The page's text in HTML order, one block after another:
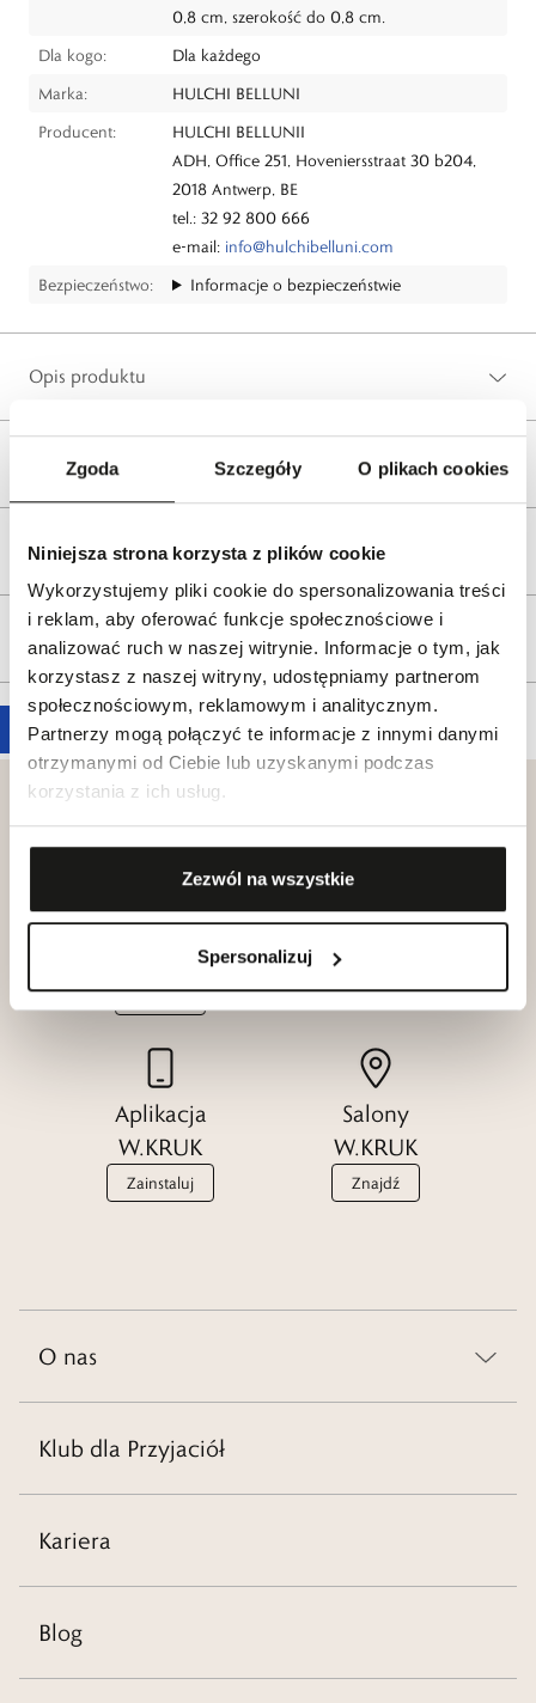
Zgoda Szczegóły O plikach cookies
Niniejsza strona korzysta z plików cookie
Wykorzystujemy pliki cookie do spersonalizowania treści
i reklam, aby oferować funkcje społecznościowe i
analizować ruch w naszej witrynie. Informacje o tym, jak
korzystasz z naszej witryny, udostępniamy partnerom
społecznościowym, reklamowym i analitycznym.
Partnerzy mogą połączyć te informacje z innymi danymi
otrzymanymi od Ciebie lub uzyskanymi podczas
korzystania z ich usług.
Zezwól na wszystkie
Spersonalizuj
0,8 cm, szerokość do 0,8 cm.
Dla kogo:
Dla każdego
Marka:
HULCHI BELLUNI
Producent:
HULCHI BELLUNII
ADH, Office 251, Hoveniersstraat 30 b204,
2018 Antwerp, BE
tel.: 32 92 800 666
e-mail: info@hulchibelluni.com
Bezpieczeństwo:
Informacje o bezpieczeństwie
Opis produktu
Wysyłka
Reklamacje i zwroty
Tagi
Klub dla
Przyjaciół
W.KRUK
Dołącz
Katalogi
Aplikacja
W.KRUK
Zainstaluj
Salony
W.KRUK
Znajdź
O nas
Klub dla Przyjaciół
Kariera
Blog